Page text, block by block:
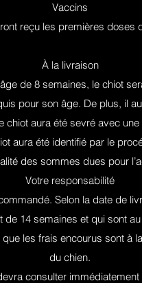
Vaccins
reçu les premières doses
À la livraison
de 8 semaines, le chiot
pour son âge. De plus, il
chiot aura été sevré avec
aura été identifié par le
des sommes dues pour
Votre responsabilité
Selon la date de
de 14 semaines et qui sont au
les frais encourus sont à
du chien.
consulter